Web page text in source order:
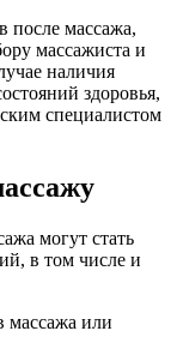
после массажа,
массажиста и
наличия
здоровья,
специалистом
могут стать
в том числе и
массажа или